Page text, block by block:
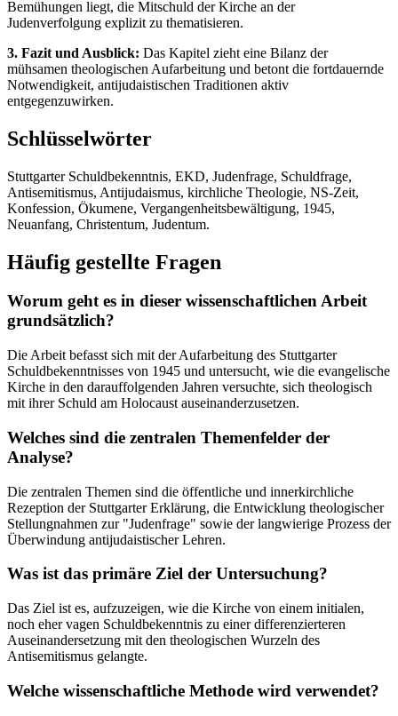
Bemühungen liegt, die Mitschuld der Kirche an der
Judenverfolgung explizit zu thematisieren.
3. Fazit und Ausblick: Das Kapitel zieht eine Bilanz der
mühsamen theologischen Aufarbeitung und betont die fortdauernde
Notwendigkeit, antijudaistischen Traditionen aktiv
entgegenzuwirken.
Schlüsselwörter
Stuttgarter Schuldbekenntnis, EKD, Judenfrage, Schuldfrage,
Antisemitismus, Antijudaismus, kirchliche Theologie, NS-Zeit,
Konfession, Ökumene, Vergangenheitsbewältigung, 1945,
Neuanfang, Christentum, Judentum.
Häufig gestellte Fragen
Worum geht es in dieser wissenschaftlichen Arbeit
grundsätzlich?
Die Arbeit befasst sich mit der Aufarbeitung des Stuttgarter
Schuldbekenntnisses von 1945 und untersucht, wie die evangelische
Kirche in den darauffolgenden Jahren versuchte, sich theologisch
mit ihrer Schuld am Holocaust auseinanderzusetzen.
Welches sind die zentralen Themenfelder der
Analyse?
Die zentralen Themen sind die öffentliche und innerkirchliche
Rezeption der Stuttgarter Erklärung, die Entwicklung theologischer
Stellungnahmen zur "Judenfrage" sowie der langwierige Prozess der
Überwindung antijudaistischer Lehren.
Was ist das primäre Ziel der Untersuchung?
Das Ziel ist es, aufzuzeigen, wie die Kirche von einem initialen,
noch eher vagen Schuldbekenntnis zu einer differenzierteren
Auseinandersetzung mit den theologischen Wurzeln des
Antisemitismus gelangte.
Welche wissenschaftliche Methode wird verwendet?